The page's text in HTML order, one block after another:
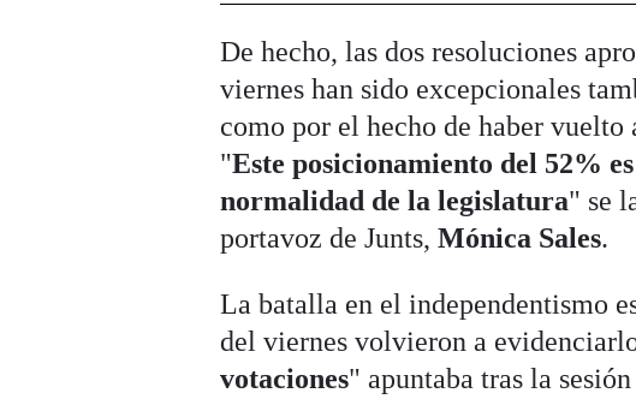
De hecho, las dos resoluciones
viernes han sido excepcionales
como por el hecho de haber vuelto
"Este posicionamiento del 52%
normalidad de la legislatura" se
portavoz de Junts,Mónica Sales.
La batalla en el independentismo
del viernes volvieron a
votaciones" apuntaba tras la